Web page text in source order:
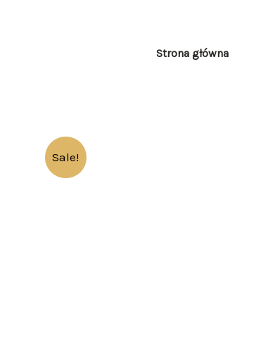
Strona główna
Sale!